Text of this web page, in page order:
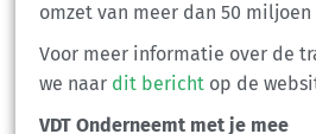
omzet van meer dan 50 miljoen
Voor meer informatie over de
we naar dit bericht op de
VDT Onderneemt met je mee